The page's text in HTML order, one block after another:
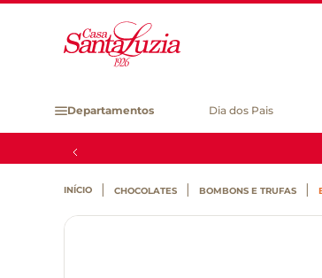
Departamentos Dia dos Pais
CHOCOLATES BOMBONS E TRUFAS